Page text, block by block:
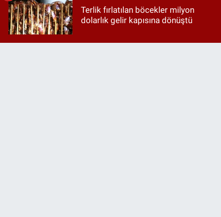
Terlik fırlatılan böcekler milyon
dolarlık gelir kapısına dönüştü